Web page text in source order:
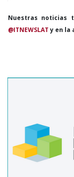
Nuestras noticias
@ITNEWSLATy en la